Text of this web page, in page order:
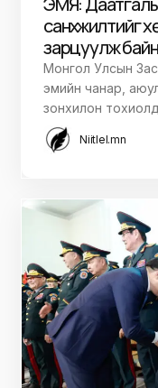
зарцуулж
Монгол Улсын
эмийн чанар,
зонхилон
Niitlel.mn